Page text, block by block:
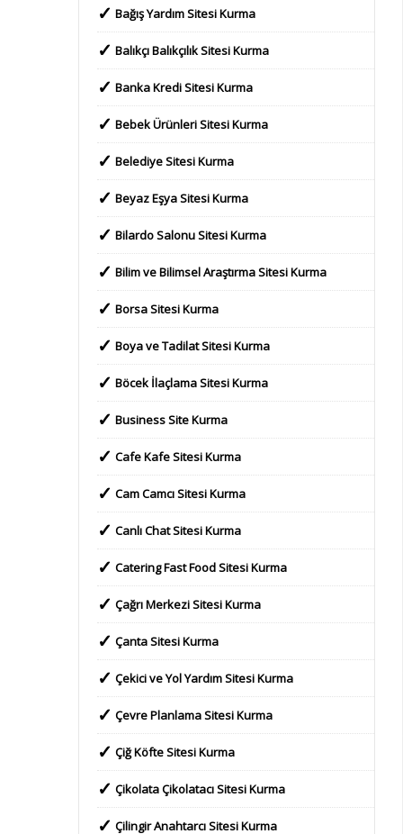
Bağış Yardım Sitesi Kurma
Balıkçı Balıkçılık Sitesi Kurma
Banka Kredi Sitesi Kurma
Bebek Ürünleri Sitesi Kurma
Belediye Sitesi Kurma
Beyaz Eşya Sitesi Kurma
Bilardo Salonu Sitesi Kurma
Bilim ve Bilimsel Araştırma Sitesi Kurma
Borsa Sitesi Kurma
Boya ve Tadilat Sitesi Kurma
Böcek İlaçlama Sitesi Kurma
Business Site Kurma
Cafe Kafe Sitesi Kurma
Cam Camcı Sitesi Kurma
Canlı Chat Sitesi Kurma
Catering Fast Food Sitesi Kurma
Çağrı Merkezi Sitesi Kurma
Çanta Sitesi Kurma
Çekici ve Yol Yardım Sitesi Kurma
Çevre Planlama Sitesi Kurma
Çiğ Köfte Sitesi Kurma
Çikolata Çikolatacı Sitesi Kurma
Çilingir Anahtarcı Sitesi Kurma